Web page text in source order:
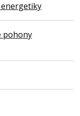
pohony